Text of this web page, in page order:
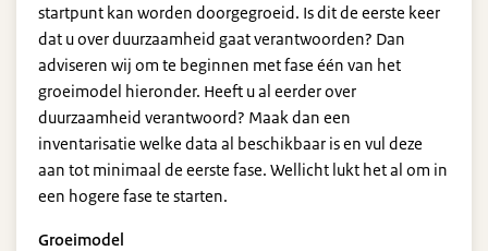
startpunt kan worden doorgegroeid. Is dit de eerste keer
dat u over duurzaamheid gaat verantwoorden? Dan
adviseren wij om te beginnen met fase één van het
groeimodel hieronder. Heeft u al eerder over
duurzaamheid verantwoord? Maak dan een
inventarisatie welke data al beschikbaar is en vul deze
aan tot minimaal de eerste fase. Wellicht lukt het al om in
een hogere fase te starten.
Groeimodel